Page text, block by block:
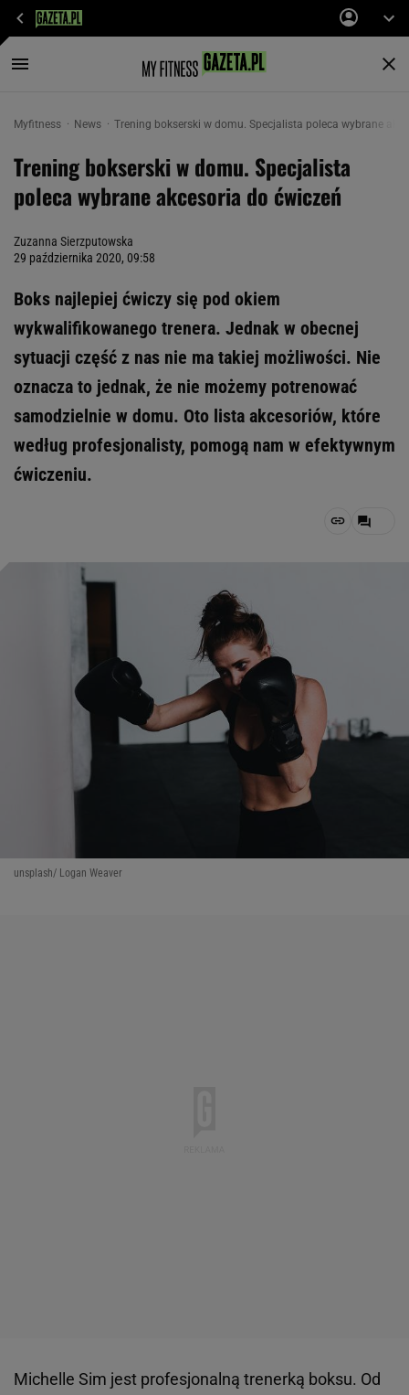
Myfitness News Trening bokserski w domu. Specjalista poleca wybrane
Trening bokserski w domu. Specjalista
poleca wybrane akcesoria do ćwiczeń
Zuzanna Sierzputowska
29 października 2020, 09:58
Boks najlepiej ćwiczy się pod okiem
wykwalifikowanego trenera. Jednak w obecnej
sytuacji część z nas nie ma takiej możliwości. Nie
oznacza to jednak, że nie możemy potrenować
samodzielnie w domu. Oto lista akcesoriów, które
według profesjonalisty, pomogą nam w efektywnym
ćwiczeniu.
unsplash/ Logan Weaver
Michelle Sim jest profesjonalną trenerką boksu. Od